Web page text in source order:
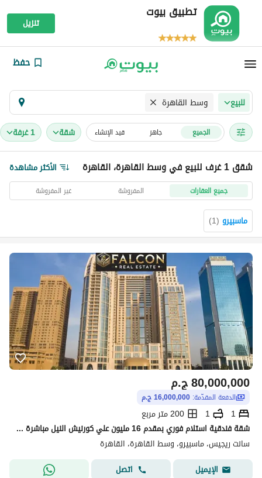
تطبيق بيوت
تنزيل
حفظ
للبيع وسط القاهرة
الجميع جاهز قيد الإنشاء شقة 1 غرفة
شقق 1 غرف للبيع في وسط القاهرة، القاهرة الأكثر مشاهدة
جميع العقارات المفروشة غير المفروشة
ماسبيرو (
1
)
ج.م80,000,000
الدفعة المقدّمة: 16,000,000 ج.م
1
1
200 متر مربع
شقة فندقية استلام فوري بمقدم 16 مليون علي كورنيش النيل مباشرة في فندق سانت ريجيس الزمالك
سانت ريجيس، ماسبيرو، وسط القاهرة، القاهرة
الإيميل
اتصل